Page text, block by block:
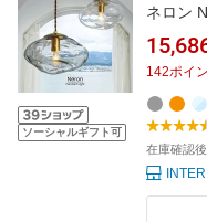
ソーシャルギフト可
ネロン
照明器
ュラル
ング キ
ライト
142ポイ
在庫確認